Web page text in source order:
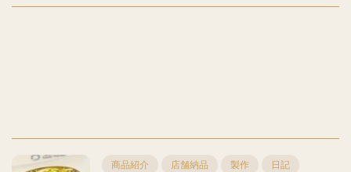
商品紹介 店舗納品 製作 日記